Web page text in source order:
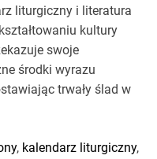
liturgiczny i literatura
kultury
swoje
środki wyrazu
trwały ślad w
, kalendarz liturgiczny,